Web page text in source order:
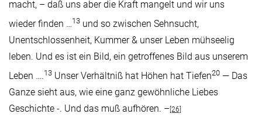
macht, – daß uns aber die Kraft mangelt und wir uns
wieder finden …13 und so zwischen Sehnsucht,
Unentschlossenheit, Kummer & unser Leben mühseelig
leben. Und es ist ein Bild, ein getroffenes Bild aus unserem
Leben ….13 Unser Verhältniß hat Höhen hat Tiefen20 — Das
Ganze sieht aus, wie eine ganz gewöhnliche Liebes
Geschichte -. Und das muß aufhören. – [26]